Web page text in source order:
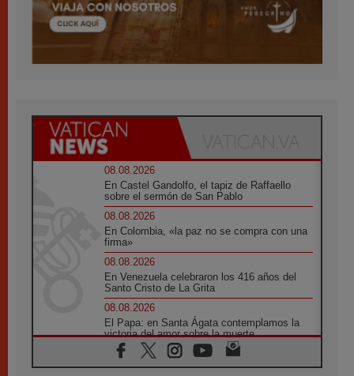
08.08.2026
En Castel Gandolfo, el tapiz de Raffaello
sobre el sermón de San Pablo
08.08.2026
En Colombia, «la paz no se compra con una
firma»
08.08.2026
En Venezuela celebraron los 416 años del
Santo Cristo de La Grita
08.08.2026
El Papa: en Santa Ágata contemplamos la
victoria del amor sobre la muerte
08.08.2026
León XIV visitará el Santuario de la Madre